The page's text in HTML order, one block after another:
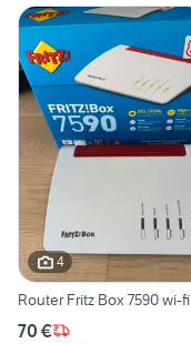
4
Router Fritz Box 7590 wi-fi
70 €